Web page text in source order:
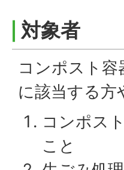
対象者
コンポスト
に該当する方
コンポス
こと